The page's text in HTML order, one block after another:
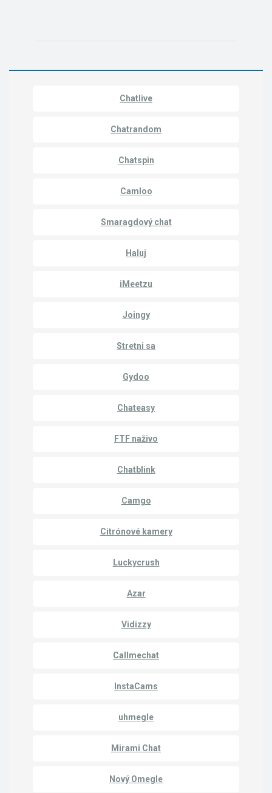
Chatlive
Chatrandom
Chatspin
Camloo
Smaragdový chat
Haluj
iMeetzu
Joingy
Stretni sa
Gydoo
Chateasy
FTF naživo
Chatblink
Camgo
Citrónové kamery
Luckycrush
Azar
Vidizzy
Callmechat
InstaCams
uhmegle
Mirami Chat
Nový Omegle